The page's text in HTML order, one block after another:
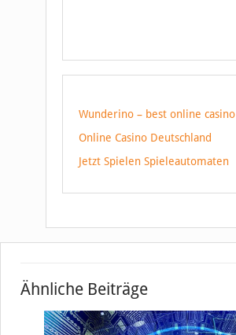
Wunderino – best online casino
Online Casino Deutschland
Jetzt Spielen Spieleautomaten
Ähnliche Beiträge